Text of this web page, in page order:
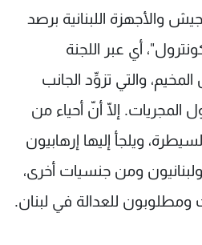
واﻷجهزة اللبنانية برصد
أي عبر اللجنة
والتي تزوِّد الجانب
المجريات. إلّا أنّ أحياء من
ويلجأ إليها إرهابيون
ومن جنسيات أخرى،
للعدالة في لبنان.